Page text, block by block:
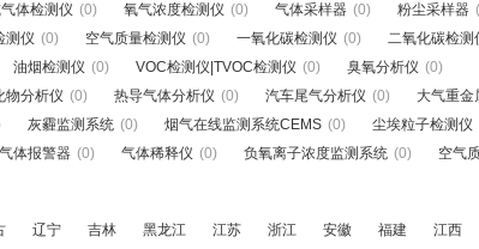
体检测仪 (0) 氧气浓度检测仪 (0) 气体采样器 (0) 粉尘采样器
测仪 (0) 空气质量检测仪 (0) 一氧化碳检测仪 (0) 二氧化碳检测
油烟检测仪 (0) VOC检测仪|TVOC检测仪 (0) 臭氧分析仪 (0)
物分析仪 (0) 热导气体分析仪 (0) 汽车尾气分析仪 (0) 大气重金
灰霾监测系统 (0) 烟气在线监测系统CEMS (0) 尘埃粒子检测仪
气体报警器 (0) 气体稀释仪 (0) 负氧离子浓度监测系统 (0) 空气
辽宁 吉林 黑龙江 江苏 浙江 安徽 福建 江西